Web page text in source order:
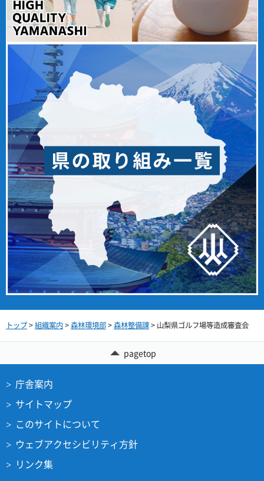
トップ>組織案内>森林環境部>森林整備課> 山梨県ゴルフ場等造成審査会
pagetop
庁舎案内
サイトマップ
このサイトについて
ウェブアクセシビリティ方針
リンク集